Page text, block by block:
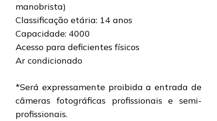
manobrista)
Classificação etária: 14 anos
Capacidade: 4000
Acesso para deficientes físicos
Ar condicionado
*Será expressamente proibida a entrada de
câmeras fotográficas profissionais e semi-
profissionais.